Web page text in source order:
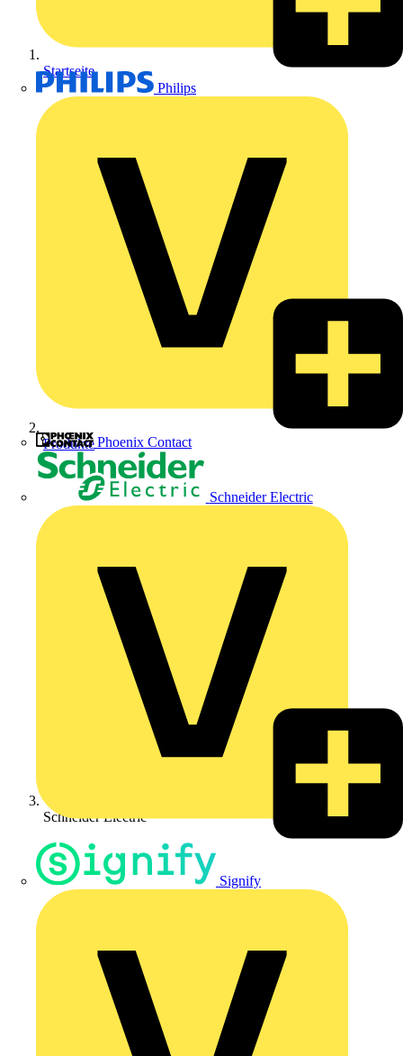
Philips
Phoenix Contact
Schneider Electric
Signify
Startseite
Produkte
Schneider Electric